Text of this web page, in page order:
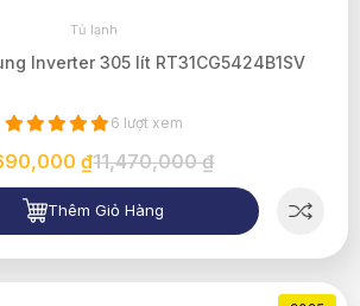
Tủ lạnh
Inverter 305 lít RT31CG5424B1SV
6 lượt xem
₫11,470,000 ₫
Thêm Giỏ Hàng